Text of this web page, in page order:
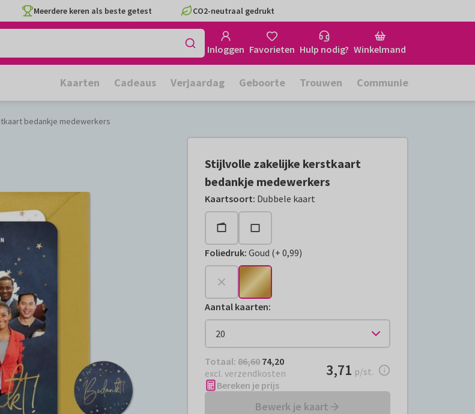
Meerdere keren als beste getest CO2-neutraal gedrukt
Inloggen Favorieten Hulp nodig? Winkelmand
Kaarten Cadeaus Verjaardag Geboorte Trouwen Communie
bedankje medewerkers
Stijlvolle zakelijke kerstkaart
bedankje medewerkers
Kaartsoort: Dubbele kaart
Foliedruk:Goud (
+€ 0,99
+ 0,99)
Aantal kaarten:
Totaal: € 74,20
Totaal: 86,60 74,20
excl. verzendkosten
€ 3,71 per stuk
3,71 p/st.
Bereken je prijs
Bewerk je kaart